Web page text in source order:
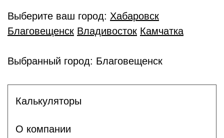
Выберите ваш город: Хабаровск
Благовещенск Владивосток Камчатка
Выбранный город: Благовещенск
Калькуляторы
О компании